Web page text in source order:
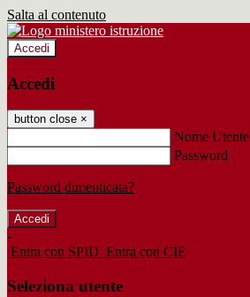
Salta al contenuto
Accedi
Accedi
button close ×
Nome Utente
Password
Password dimenticata?
-
Entra con SPID Entra con CIE
Seleziona utente